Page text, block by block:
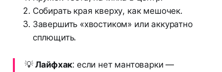
Собирать края кверху, как мешочек.
Завершить «хвостиком» или аккуратно
сплющить.
💡Лайфхак: если нет мантоварки —